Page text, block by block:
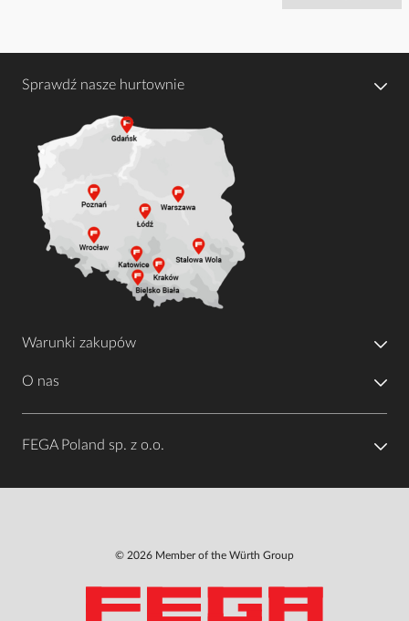
Sprawdź nasze hurtownie
Warunki zakupów
O nas
FEGA Poland sp. z o.o.
© 2026 Member of the Würth Group